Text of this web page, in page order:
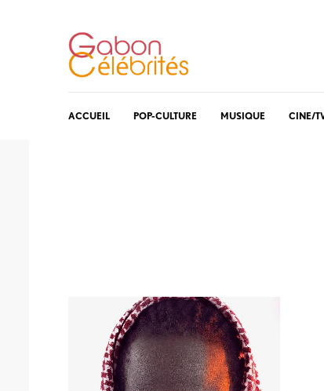
ACCUEIL POP-CULTURE MUSIQUE CINE/